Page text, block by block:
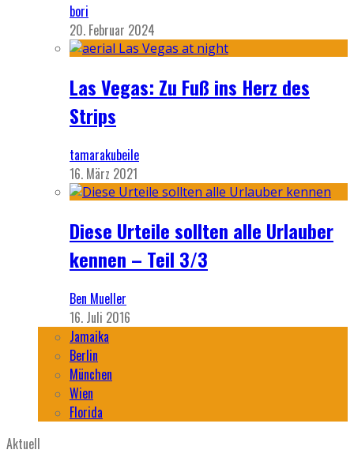
bori
20. Februar 2024
Las Vegas: Zu Fuß ins Herz des
Strips
tamarakubeile
16. März 2021
Diese Urteile sollten alle Urlauber
kennen – Teil 3/3
Ben Mueller
16. Juli 2016
Jamaika
Berlin
München
Wien
Florida
Aktuell